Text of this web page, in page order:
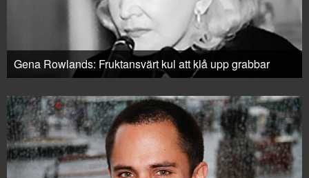
Gena Rowlands: Fruktansvärt kul att klå upp grabbar